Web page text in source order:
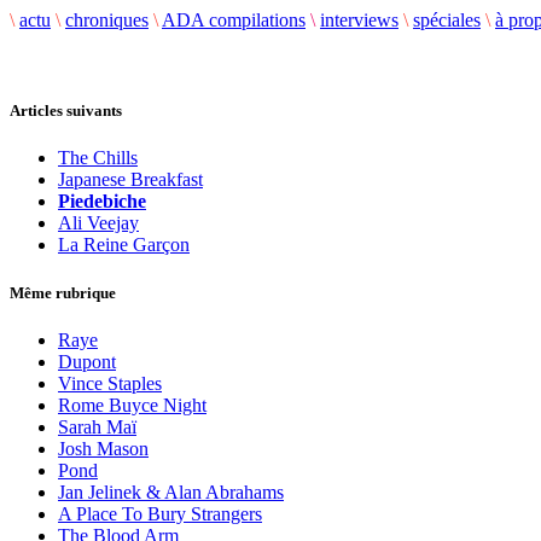
\ actu \ chroniques \ ADA compilations \ interviews \ spéciales \ à
Articles suivants
The Chills
Japanese Breakfast
Piedebiche
Ali Veejay
La Reine Garçon
Même rubrique
Raye
Dupont
Vince Staples
Rome Buyce Night
Sarah Maï
Josh Mason
Pond
Jan Jelinek & Alan Abrahams
A Place To Bury Strangers
The Blood Arm